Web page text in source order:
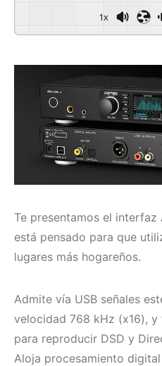
1x
Te presentamos el interfaz
está pensado para que
lugares más hogareños.
Admite vía USB señales
velocidad 768 kHz (x16),
para reproducir DSD y
Aloja procesamiento digital